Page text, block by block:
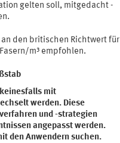
gelten soll, mitgedacht -
den britischen Richtwert für
m³ empfohlen.
mit
werden. Diese
und -strategien
angepasst werden.
den Anwendern suchen.